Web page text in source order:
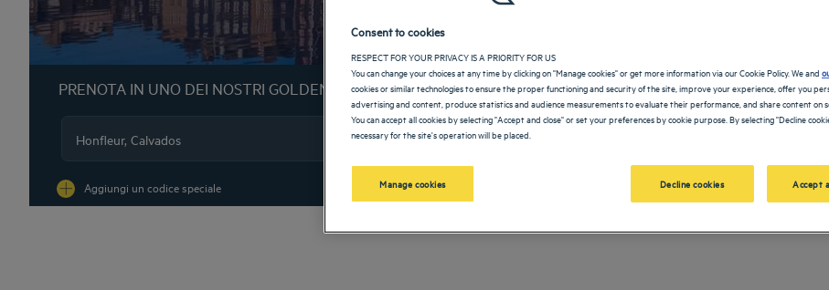
PRENOTA IN UNO DEI NOSTRI GOLDEN TULIP HOTEL
Navigate forward to interact with the calendar and select a date. Press the question
Navigate backward to interact with the calendar and
Aggiungi un codice speciale
Consent to cookies
RESPECT FOR YOUR PRIVACY IS A PRIORITY FOR US
You can change your choices at any time by clicking on "Manage cookies" or get more information via our Cookie Policy. We and
cookies or similar technologies to ensure the proper functioning and security of the site, improve your experience, offer you
advertising and content, produce statistics and audience measurements to evaluate their performance, and share content on
You can accept all cookies by selecting "Accept and close" or set your preferences by cookie purpose. By selecting "Decline
necessary for the site's operation will be placed.
Manage cookies Decline cookies Accept